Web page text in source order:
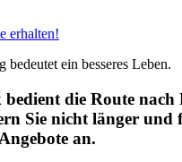
erhalten!
ein besseres Leben.
bedient die Route nach
Sie nicht länger und
an.